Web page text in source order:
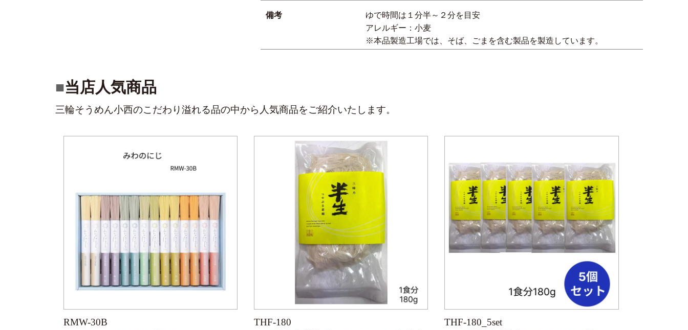
備考
ゆで時間は１分半～２分を目安
アレルギー：小麦
※本品製造工場では、そば、ごまを含む製品を製造しています。
当店人気商品
三輪そうめん小西のこだわり溢れる品の中から人気商品をご紹介いたします。
RMW-30B THF-180 THF-180_5set